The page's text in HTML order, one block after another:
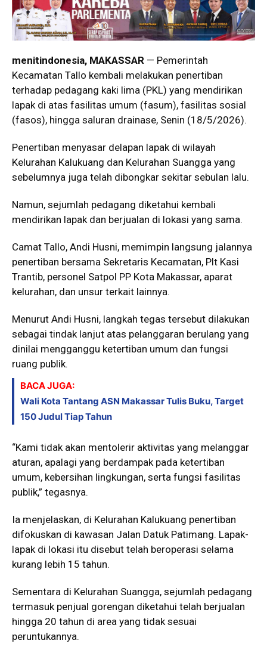
menitindonesia, MAKASSAR — Pemerintah
Kecamatan Tallo kembali melakukan penertiban
terhadap pedagang kaki lima (PKL) yang mendirikan
lapak di atas fasilitas umum (fasum), fasilitas sosial
(fasos), hingga saluran drainase, Senin (18/5/2026).
Penertiban menyasar delapan lapak di wilayah
Kelurahan Kalukuang dan Kelurahan Suangga yang
sebelumnya juga telah dibongkar sekitar sebulan lalu.
Namun, sejumlah pedagang diketahui kembali
mendirikan lapak dan berjualan di lokasi yang sama.
Camat Tallo, Andi Husni, memimpin langsung jalannya
penertiban bersama Sekretaris Kecamatan, Plt Kasi
Trantib, personel Satpol PP Kota Makassar, aparat
kelurahan, dan unsur terkait lainnya.
Menurut Andi Husni, langkah tegas tersebut dilakukan
sebagai tindak lanjut atas pelanggaran berulang yang
dinilai mengganggu ketertiban umum dan fungsi
ruang publik.
BACA JUGA:
Wali Kota Tantang ASN Makassar Tulis Buku, Target
150 Judul Tiap Tahun
“Kami tidak akan mentolerir aktivitas yang melanggar
aturan, apalagi yang berdampak pada ketertiban
umum, kebersihan lingkungan, serta fungsi fasilitas
publik,” tegasnya.
Ia menjelaskan, di Kelurahan Kalukuang penertiban
difokuskan di kawasan Jalan Datuk Patimang. Lapak-
lapak di lokasi itu disebut telah beroperasi selama
kurang lebih 15 tahun.
Sementara di Kelurahan Suangga, sejumlah pedagang
termasuk penjual gorengan diketahui telah berjualan
hingga 20 tahun di area yang tidak sesuai
peruntukannya.